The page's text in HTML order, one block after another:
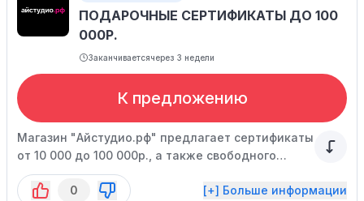
ПОДАРОЧНЫЕ СЕРТИФИКАТЫ ДО 100
000Р.
Заканчиваетсячерез 3 недели
К предложению
Магазин "Айстудио.рф" предлагает сертификаты
от 10 000 до 100 000р., а также свободного
номинала.
0
[+] Больше информации